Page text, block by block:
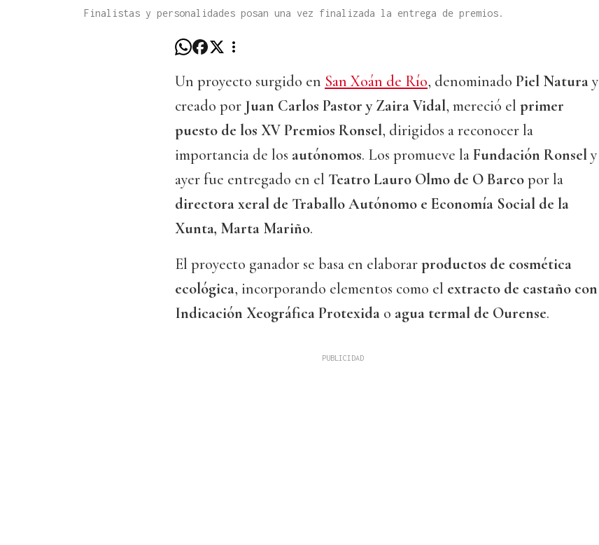
Finalistas y personalidades posan una vez finalizada la entrega de premios.
Un proyecto surgido en San Xoán de Río, denominado Piel Naturay
creado por Juan Carlos Pastor y Zaira Vidal, mereció el primer
puesto de los XV Premios Ronsel, dirigidos a reconocer la
importancia de los autónomos. Los promueve laFundación Ronsely
ayer fue entregado en el Teatro Lauro Olmo de O Barcopor la
directora xeral de Traballo Autónomo e Economía Social de la
Xunta, Marta Mariño.
El proyecto ganador se basa en elaborarproductos de cosmética
ecológica, incorporando elementos como el extracto de castaño con
Indicación Xeográfica Protexida o agua termal de Ourense.